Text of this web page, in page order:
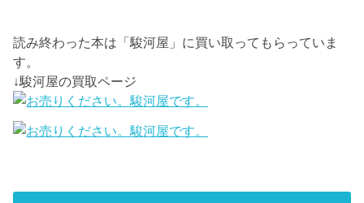
読み終わった本は「駿河屋」に買い取ってもらっていま
す。
↓駿河屋の買取ページ